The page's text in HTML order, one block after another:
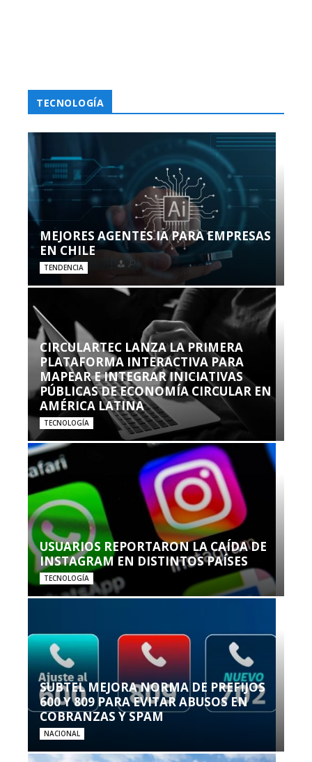
TECNOLOGÍA
MEJORES AGENTES IA PARA EMPRESAS
EN CHILE
TENDENCIA
CIRCULARTEC LANZA LA PRIMERA
PLATAFORMA INTERACTIVA PARA
MAPEAR E INTEGRAR INICIATIVAS
PÚBLICAS DE ECONOMÍA CIRCULAR EN
AMÉRICA LATINA
TECNOLOGÍA
USUARIOS REPORTARON LA CAÍDA DE
INSTAGRAM EN DISTINTOS PAÍSES
TECNOLOGÍA
SUBTEL MEJORA NORMA DE PREFIJOS
600 Y 809 PARA EVITAR ABUSOS EN
COBRANZAS Y SPAM
NACIONAL